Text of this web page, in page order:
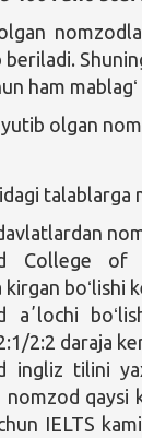
beriladi.
ham
olgan
talablarga
College of
kirgan boʻlishi
aʼlochi
2:2 daraja
ingliz tilini
nomzod qaysi
IELTS